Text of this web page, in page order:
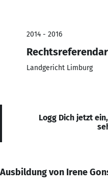
2014 - 2016
Landgericht Limburg
Logg Dich jetzt
Ausbildung von Irene